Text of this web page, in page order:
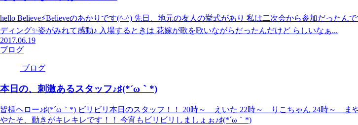
hello Believe⚡Believeのあかりです(^-^) 先日、地元の友人の挙式があり 私は二次会から参加だったん
ディング✨姿がみれて感動♪ 入場するときは 花嫁が歌を歌いながらだったんだけど らしいなぁ...
2017.06.19
ブログ
ブログ
本日の、刺激あるスタッフ♪♯(*´ω｀*)
皆様ヘロー♪♯(*´ω｀*) ビリビリ本日のスタッフ！！ 20時～ えいた 22時～ りこちゃん 24時～ ま
やたそ、動きがキレキレです！！ 今宵もビリビリしましょぉ♪♯(*´ω｀*)